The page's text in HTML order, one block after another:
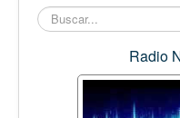
Buscar...
Radio